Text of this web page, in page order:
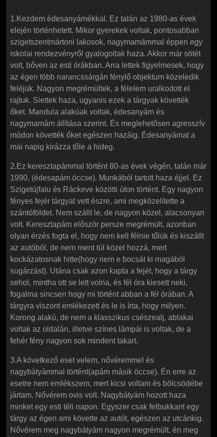
1.Kezdem édesanyámékkal. Ez talán az 1980-as évek
elején történhetett. Mikor gyerekek voltak, pontosabban
szigetszentmártoni lakosok, nagymamámmal éppen egy
iskolai rendezvényről gyalogoltak haza. Akkor már sötét
volt, bőven az esti órákban. Arra lettek figyelmesek, hogy
az égen több narancssárgán fénylő objektum közeledik
feléjük. Nagyon megrémültek, a félelem uralkodott el
rajtuk. Siettek haza, ugyanis ezek a tárgyak követték
őket. Mandula alakúak voltak, édesanyám és
nagymamám állítása szerint. És meglehetősen agresszív
módon követték őket egészen hazáig. Édesanyámat a
mai napig kirázza tőle a hideg.
2.Ez keresztapámmal történt 80-as évek végén, talán már
1990, (édesapám öccse). Munkából tartott haza éjjel. Ez
Szigetújfalu és Ráckeve közötti úton történt. Egy nagyon
fényes fejér tárgyat vett észre, ami megközelítette a
szántóföldet. Nem szállt le, de nagyon közel, alacsonyan
volt. Keresztapám először persze megrémült, azonban
olyan érzés fogta el, hogy nem kell félnie tőlük és kiszállt
az autóból, de nem ment túl közel hozzá, mert
kockázatosnak hitte(hogy nem e bocsát ki magából
sugárzást). Utána csak azon kapta a fejét, hogy a tárgy
sehol, mintha ott se lett volna, és fél óra kiesett neki,
fogalma sincsen hogy mi történt abban a fél órában. A
tárgyra viszont emlékezett és le is írta, hogy milyen.
Korong alakú, de nem a klasszikus csészealj, ablakai
voltak az oldalán, illetve színes lámpái is voltak, de a
fehér fény nagyon sok mindent takart.
3.A következő eset velem, nővéremmel és
nagybátyámmal történt(apám másik öccse). Én erre az
esetre nem emlékszem, mert kicsi voltam és bölcsödébe
jártam. Nővérem ovis volt. Nagybátyám hozott haza
minket egy esti téli napon. Egyszer csak felbukkant egy
tárgy az égen ami követte az autót, egészen az utcánkig.
Nővérem meg nagybátyám nagyon megrémült, én meg